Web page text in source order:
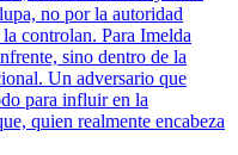
no por la autoridad
controlan. Para Imelda
sino dentro de la
Un adversario que
para influir en la
quien realmente encabeza